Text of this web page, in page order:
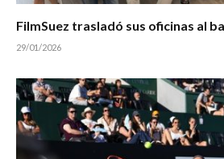
FilmSuez trasladó sus oficinas al
29/01/2026